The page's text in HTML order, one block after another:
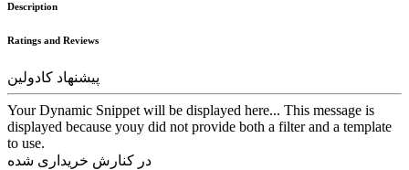
Description
Ratings and Reviews
پیشنهاد کادولین
Your Dynamic Snippet will be displayed here... This message is
displayed because youy did not provide both a filter and a template
to use.
در کنارش خریداری شده